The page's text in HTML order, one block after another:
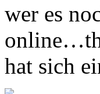
wer es
hat sich